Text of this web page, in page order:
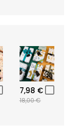
7,98 €
18,00 €